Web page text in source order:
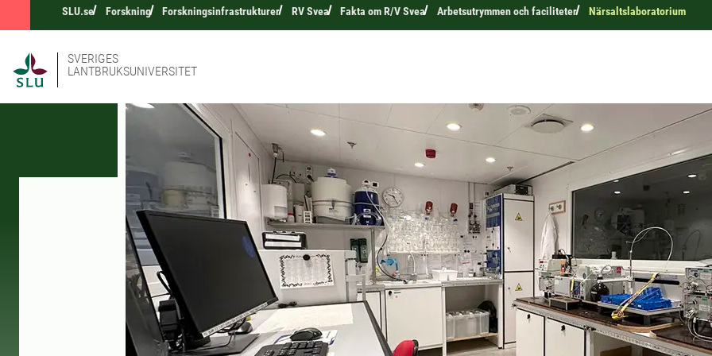
SLU.se Forskning Forskningsinfrastrukturer RV Svea Fakta om R/V Svea Arbetsutrymmen och faciliteter Närsaltslaboratorium
SVERIGES
LANTBRUKSUNIVERSITET